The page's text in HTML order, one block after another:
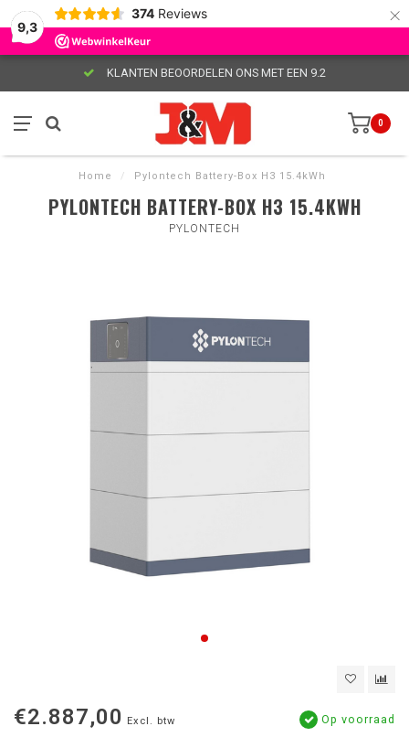
9,3
374 Reviews ×
KLANTEN BEOORDELEN ONS MET EEN 9.2
0
Home / Pylontech Battery-Box H3 15.4kWh
PYLONTECH BATTERY-BOX H3 15.4KWH
PYLONTECH
€2.887,00 Excl. btw Op voorraad